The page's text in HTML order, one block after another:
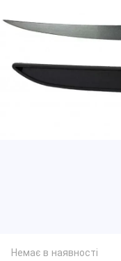
Немає в наявності